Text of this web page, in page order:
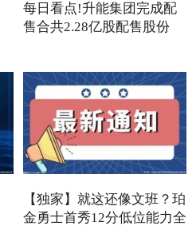
每日看点!升能集团完成配
售合共2.28亿股配售股份
【独家】就这还像文班？珀
金勇士首秀12分低位能力全